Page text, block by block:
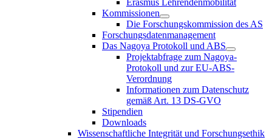
Kommissionen
Die Forschungskommission des AS
Forschungsdatenmanagement
Das Nagoya Protokoll und ABS
Projektabfrage zum Nagoya-
Protokoll und zur EU-ABS-
Verordnung
Informationen zum Datenschutz
gemäß Art. 13 DS-GVO
Stipendien
Downloads
Wissenschaftliche Integrität und Forschungsethik